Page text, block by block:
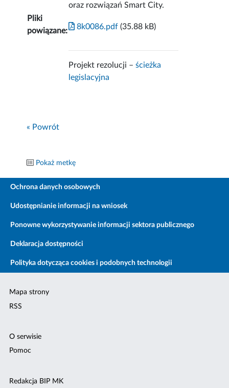
oraz rozwiązań Smart City.
Pliki
powiązane:
8k0086.pdf (35.88 kB)
Projekt rezolucji –ścieżka
legislacyjna
« Powrót
Pokaż metkę
Ochrona danych osobowych
Udostępnianie informacji na wniosek
Ponowne wykorzystywanie informacji sektora publicznego
Deklaracja dostępności
Polityka dotycząca cookies i podobnych technologii
Mapa strony
RSS
O serwisie
Pomoc
Redakcja BIP MK